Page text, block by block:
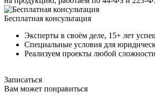
Бесплатная консультация
Эксперты в своём деле, 15+ лет
Специальные условия для
Реализуем проекты любой
Записаться
Вам может понравиться